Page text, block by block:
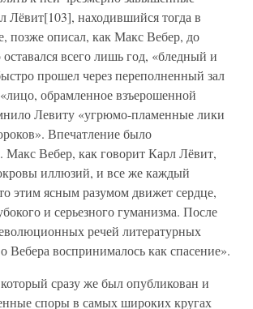
Лёвит[103], находившийся тогда в
позже описал, как Макс Вебер, до
оставался всего лишь год, «бледный и
прошел через переполненный зал
обрамленное взъерошенной
Левиту «угрюмо-пламенные лики
Впечатление было
Вебер, как говорит Карл Лёвит,
иллюзий, и все же каждый
этим ясным разумом движет сердце,
и серьезного гуманизма. После
речей литературных
Вебера воспринималось как спасение».
сразу же был опубликован и
споры в самых широких кругах